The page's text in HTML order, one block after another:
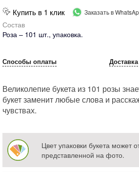
Купить в 1 клик Заказать в
Состав
Роза – 101 шт., упаковка.
Способы оплаты Доставка
Великолепие букета из 101 розы
букет заменит любые слова и
чувствах.
Цвет упаковки букета может
представленной на фото.